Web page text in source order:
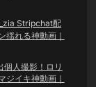
Stripchat配
揺れる神動画｜
個人撮影！ロリ
ジイキ神動画｜